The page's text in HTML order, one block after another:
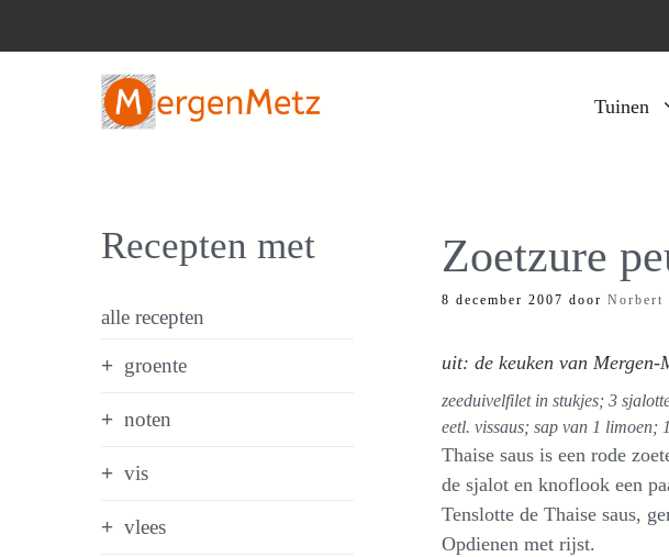
Tuinen
Kruiden
Moestuin
Zoetzure
8 december 2007 door Norbert
uit: de keuken van Mergen-
zeeduivelfilet in stukjes; 3
eetl. vissaus; sap van 1 limoen;
Thaise saus is een rode
de sjalot en knoflook een
Tenslotte de Thaise saus,
Opdienen met rijst.
Recepten met
alle recepten
groente
noten
vis
vlees